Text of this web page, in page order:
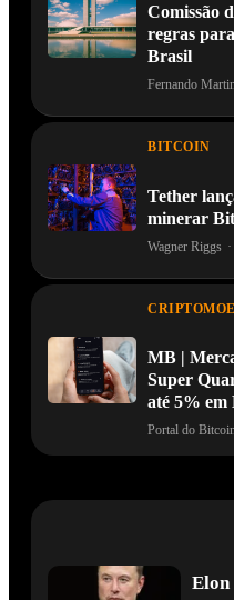
Comissão
regras
Brasil
Fernando
BITCOIN
Tether
minerar
Wagner Riggs ·
MB |
Super
até 5% em
Portal do